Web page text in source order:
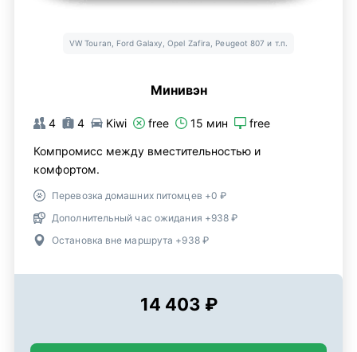
VW Touran, Ford Galaxy, Opel Zafira, Peugeot 807 и т.п.
Минивэн
4 4 Kiwi free 15 мин free
Компромисс между вместительностью и
комфортом.
Перевозка домашних питомцев +0 ₽
Дополнительный час ожидания +938 ₽
Остановка вне маршрута +938 ₽
14 403 ₽